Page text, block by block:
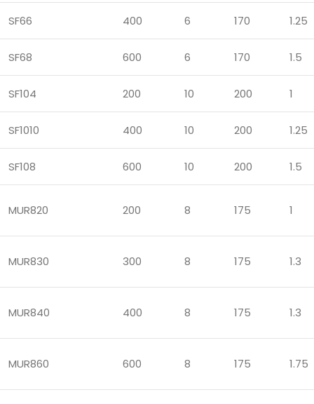
SF66 400 6 170 1.25
SF68 600 6 170 1.5
SF104 200 10 200 1
SF1010 400 10 200 1.25
SF108 600 10 200 1.5
MUR820 200 8 175 1
MUR830 300 8 175 1.3
MUR840 400 8 175 1.3
MUR860 600 8 175 1.75